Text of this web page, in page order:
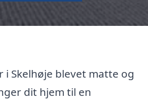
Skelhøje blevet matte og
dit hjem til en